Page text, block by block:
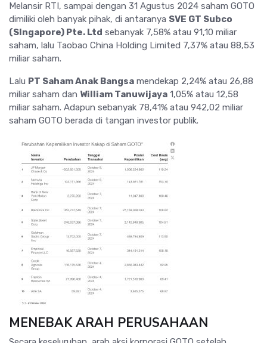
Melansir RTI, sampai dengan 31 Agustus 2024 saham GOTO
dimiliki oleh banyak pihak, di antaranya SVE GT Subco
(SIngapore) Pte. Ltd sebanyak 7,58% atau 91,10 miliar
saham, lalu Taobao China Holding Limited 7,37% atau 88,53
miliar saham.
Lalu PT Saham Anak Bangsa mendekap 2,24% atau 26,88
miliar saham dan William Tanuwijaya 1,05% atau 12,58
miliar saham. Adapun sebanyak 78,41% atau 942,02 miliar
saham GOTO berada di tangan investor publik.
MENEBAK ARAH PERUSAHAAN